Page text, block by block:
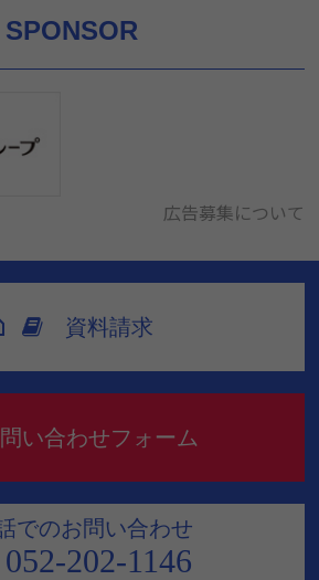
SPONSOR
広告募集について
資料請求
い合わせフォーム
でのお問い合わせ
052-202-1146